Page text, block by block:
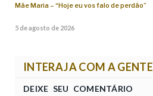
Mãe Maria – “Hoje eu vos falo de perdão”
5 de agosto de 2026
INTERAJA COM A GENTE
DEIXE SEU COMENTÁRIO